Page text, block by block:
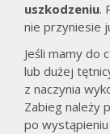
uszkodzeniu.
nie przyniesie
Jeśli mamy do
lub dużej
z naczynia
Zabieg należy
po